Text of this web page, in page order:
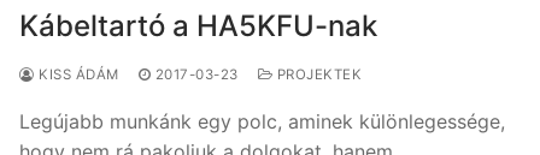
Kábeltartó a HA5KFU-nak
KISS ÁDÁM 2017-03-23 PROJEKTEK
Legújabb munkánk egy polc, aminek különlegessége,